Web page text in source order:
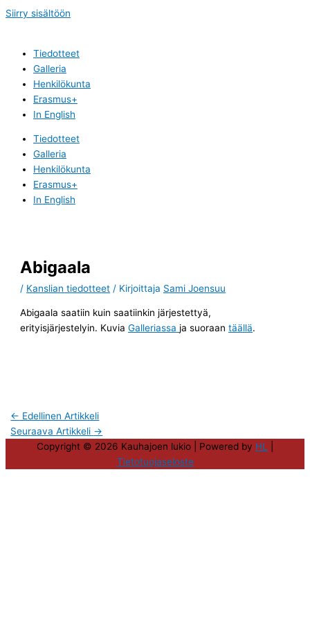
Siirry sisältöön
Tiedotteet
Galleria
Henkilökunta
Erasmus+
In English
Tiedotteet
Galleria
Henkilökunta
Erasmus+
In English
Abigaala
/ Kanslian tiedotteet / Kirjoittaja Sami Joensuu
Abigaala saatiin kuin saatiinkin järjestettyä,
erityisjärjestelyin. KuviaGalleriassaja suoraantäällä.
← Edellinen Artikkeli
Seuraava Artikkeli →
Copyright © 2026 Kauhajoen lukio | Powered by HL
Tietotuojaseloste